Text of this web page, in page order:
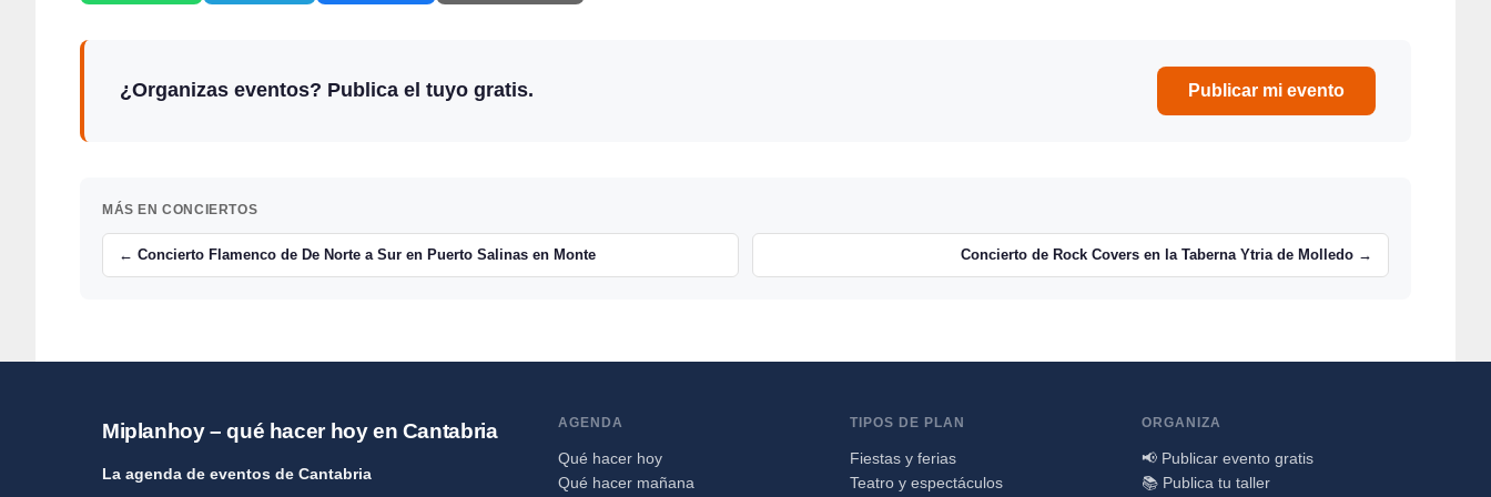
¿Organizas eventos? Publica el tuyo gratis. Publicar mi evento
MÁS EN CONCIERTOS
← Concierto Flamenco de De Norte a Sur en Puerto Salinas en Monte Concierto de Rock Covers en la Taberna Ytria de Molledo →
Miplanhoy – qué hacer hoy en Cantabria
La agenda de eventos de Cantabria
AGENDA
Qué hacer hoy
Qué hacer mañana
TIPOS DE PLAN
Fiestas y ferias
Teatro y espectáculos
ORGANIZA
📢 Publicar evento gratis
📚 Publica tu taller